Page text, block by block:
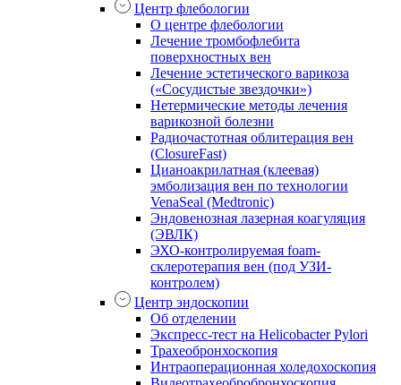
Центр флебологии
О центре флебологии
Лечение тромбофлебита
поверхностных вен
Лечение эстетического варикоза
(«Сосудистые звездочки»)
Нетермические методы лечения
варикозной болезни
Радиочастотная облитерация вен
(ClosureFast)
Цианоакрилатная (клеевая)
эмболизация вен по технологии
VenaSeal (Medtronic)
Эндовенозная лазерная коагуляция
(ЭВЛК)
ЭХО-контролируемая foam-
склеротерапия вен (под УЗИ-
контролем)
Центр эндоскопии
Об отделении
Экспресс-тест на Helicobacter Pylori
Трахеобронхоскопия
Интраоперационная холедохоскопия